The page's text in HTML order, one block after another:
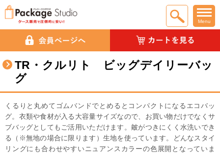
Menu
TR・クルリト ビッグデイリーバッ
グ
くるりと丸めてゴムバンドでとめるとコンパクトになるエコバッ
グ。衣類や食材が入る大容量サイズなので、お買い物だけでなくサ
ブバッグとしてもご活用いただけます。皴がつきにくく水洗いでき
る（※無地の場合に限ります）生地を使っています。どんなスタイ
リングにも合わせやすいニュアンスカラーの色展開となっていま